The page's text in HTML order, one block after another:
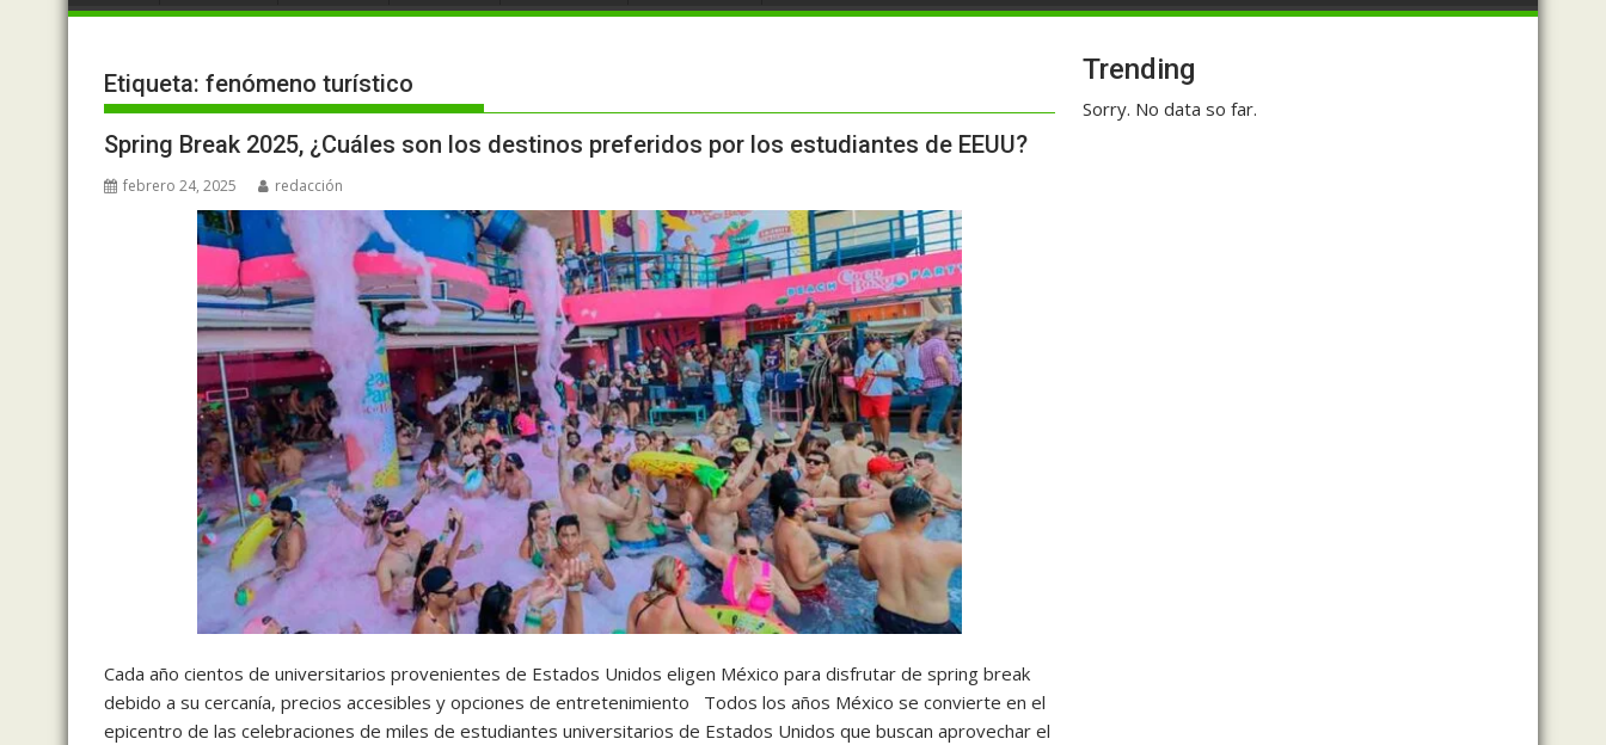
Etiqueta: fenómeno turístico
Spring Break 2025, ¿Cuáles son los destinos preferidos por los estudiantes de EEUU?
febrero 24, 2025 redacción
Cada año cientos de universitarios provenientes de Estados Unidos eligen México para disfrutar de spring break
debido a su cercanía, precios accesibles y opciones de entretenimiento Todos los años México se convierte en el
epicentro de las celebraciones de miles de estudiantes universitarios de Estados Unidos que buscan aprovechar el
Trending
Sorry. No data so far.